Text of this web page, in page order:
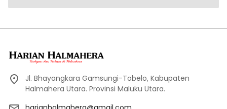
Jl. Bhayangkara Gamsungi-Tobelo, Kabupaten
Halmahera Utara. Provinsi Maluku Utara.